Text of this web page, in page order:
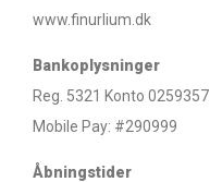
www.finurlium.dk
Bankoplysninger
Reg. 5321 Konto 0259357
Mobile Pay: #290999
Åbningstider